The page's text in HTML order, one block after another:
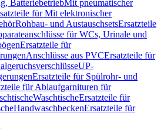
BatteriebetriebMit pneumatischer
für Mit elektronischer
Rohbau- und AustauschsetsErsatzteile
für WCs, Urinale und
Ersatzteile für
Anschlüsse aus PVCErsatzteile für
UP-
Ersatzteile für Spülrohr- und
für Ablaufgarnituren für
WaschtischeErsatzteile für
HandwaschbeckenErsatzteile für